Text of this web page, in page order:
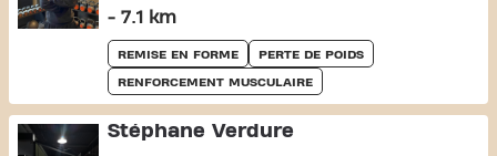
- 7.1 km
REMISE EN FORME PERTE DE POIDS
RENFORCEMENT MUSCULAIRE
Stéphane Verdure